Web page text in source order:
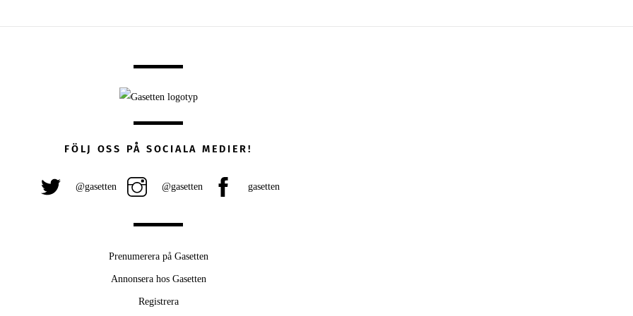
FÖLJ OSS PÅ SOCIALA MEDIER!
@gasetten @gasetten gasetten
Prenumerera på Gasetten
Annonsera hos Gasetten
Registrera